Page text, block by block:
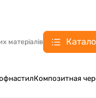
матеріалів
Композитная